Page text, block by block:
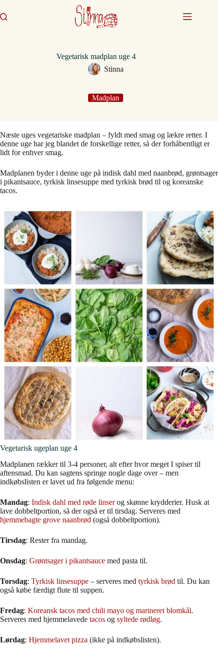
til
indhold
Vegetarisk madplan uge 4
Stinna
Madplan
Næste uges vegetariske madplan – fyldt med smag og lækre retter. I
denne uge har jeg blandet de forskellige retter, så der forhåbentligt er
lidt for enhver smag.
Madplanen byder i denne uge på indisk dahl med naanbrød, grøntsager
i pikantsauce, tyrkisk linsesuppe med tyrkisk brød til og koreanske
tacos.
Vegetarisk ugeplan uge 4
Madplanen rækker til 3-4 personer, alt efter hvor meget I spiser til
aftensmad. Du kan sagtens springe nogle dage over – men
indkøbslisten er lavet ud fra følgende menu:
Mandag: Indisk dahl med røde linserog skønne krydderier. Husk at
lave dobbeltportion, så der også er til tirsdag. Serveres med
hjemmebagte grove naanbrød (også dobbeltportion).
Tirsdag: Rester fra mandag.
Onsdag: Grøntsager i pikantsauce med pasta til.
Torsdag: Tyrkisk linsesuppe – serveres med tyrkisk brød til. Du kan
også købe færdigt flute til suppen.
Fredag: Koreansk tacos med chili mayo og marineret blomkål.
Serveres med hjemmelavede tacos og syltede rødløg.
Lørdag: Hjemmelavet pizza (ikke på indkøbslisten).